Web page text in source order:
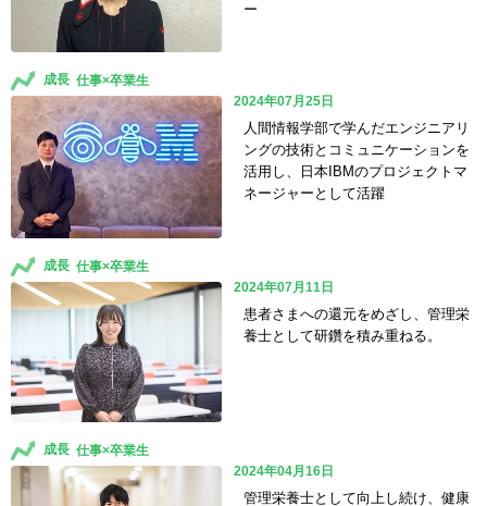
ー
成長
人間情報学部で学んだエンジニアリ
ングの技術とコミュニケーションを
活用し、日本IBMのプロジェクトマ
ネージャーとして活躍
2024年07月25日
成長
患者さまへの還元をめざし、管理栄
養士として研鑽を積み重ねる。
2024年07月11日
成長
管理栄養士として向上し続け、健康
2024年04月16日